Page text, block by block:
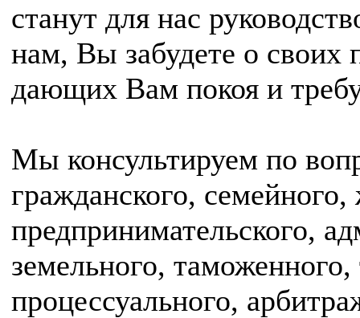
станут для нас
нам, Вы забудете о своих
дающих Вам покоя и
Мы консультируем по
гражданского,
предпринимательского,
земельного,
процессуального,